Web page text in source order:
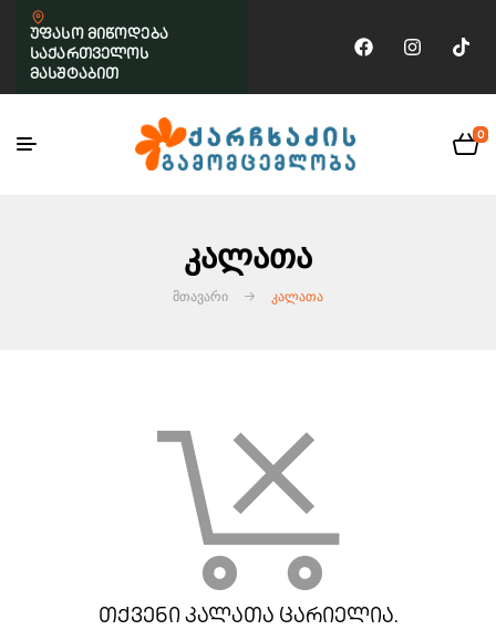
უფასო მიწოდება
საქართველოს
მასშტაბით
0
Კალათა
ᲛᲗᲐᲕᲐᲠᲘ ᲙᲐᲚᲐᲗᲐ
თქვენი კალათა ცარიელია.